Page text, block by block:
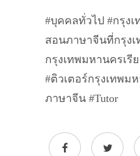
#บุคคลทั่วไป #กรุง
สอนภาษาจีนที่กรุง
กรุงเทพมหานครเ
#ติวเตอร์กรุงเทพม
ภาษาจีน #Tutor